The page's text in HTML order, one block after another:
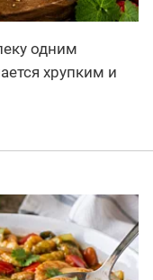
одним
хрупким и